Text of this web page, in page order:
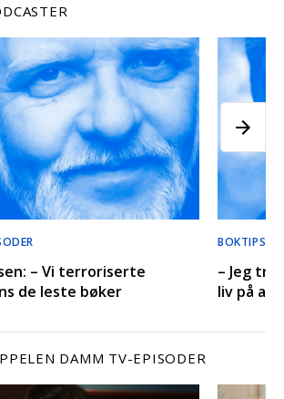
– Vi terroriserte
de leste bøker
BOKTIPS’
– Jeg
liv på
DAMM TV-EPISODER